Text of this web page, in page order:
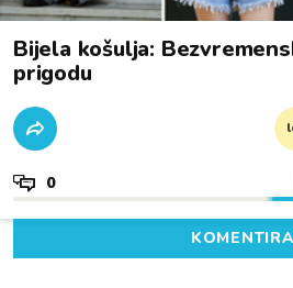
Bijela košulja:
prigodu
0